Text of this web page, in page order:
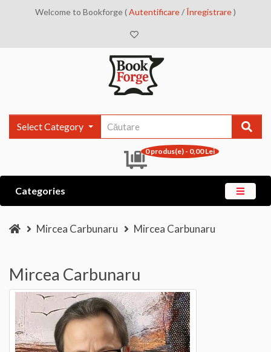
Welcome to Bookforge (Autentificare/Înregistrare)
Select Category
0 produs(e) - 0,00 Lei
Categories
Mircea Carbunaru Mircea Carbunaru
Mircea Carbunaru